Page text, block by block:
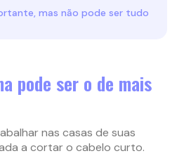
mas não pode ser tudo
pode ser o de mais
nas casas de suas
a cortar o cabelo curto.